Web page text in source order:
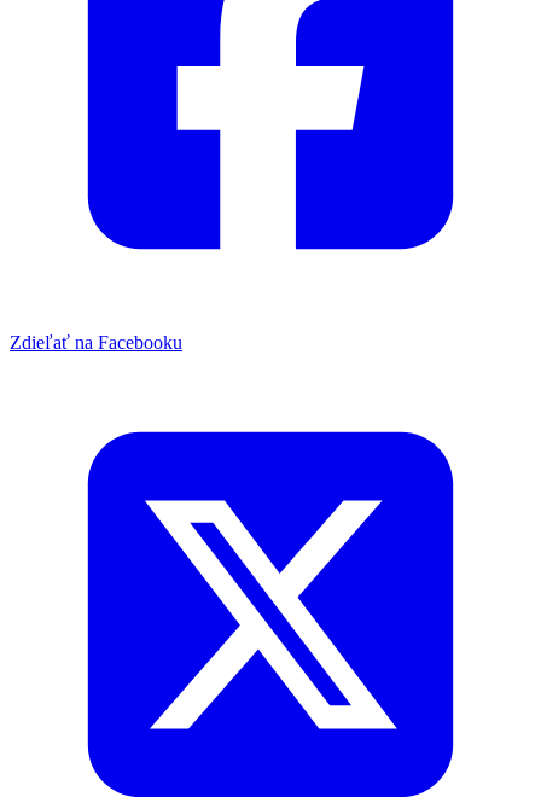
Zdieľať na Facebooku